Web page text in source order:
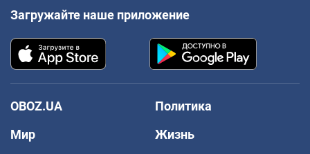
Загружайте наше приложение
OBOZ.UA
Политика
Мир
Жизнь